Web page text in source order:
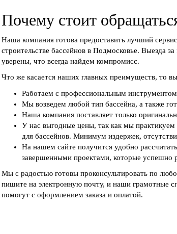
Почему стоит
Наша компания готова предоставить лучший
строительстве бассейнов в Подмосковье. Выезда
уверены, что всегда найдем компромисс.
Что же касается наших главных преимуществ, то
Работаем с профессиональным
Мы возведем любой тип бассейна, а также
Наша компания поставляет только
У нас выгодные цены, так как мы
для бассейнов. Минимум издержек,
На нашем сайте получится удобно
завершенными проектами, которые успешно
Мы с радостью готовы проконсультировать по
пишите на электронную почту, и наши грамотные
помогут с оформлением заказа и оплатой.